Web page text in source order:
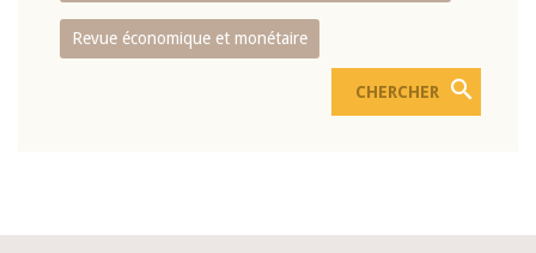
Revue économique et monétaire